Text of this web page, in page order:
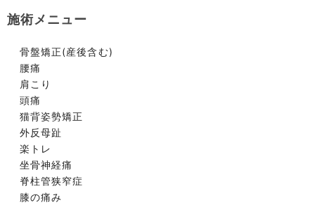
施術メニュー
骨盤矯正(産後含む)
腰痛
肩こり
頭痛
猫背姿勢矯正
外反母趾
楽トレ
坐骨神経痛
脊柱管狭窄症
膝の痛み